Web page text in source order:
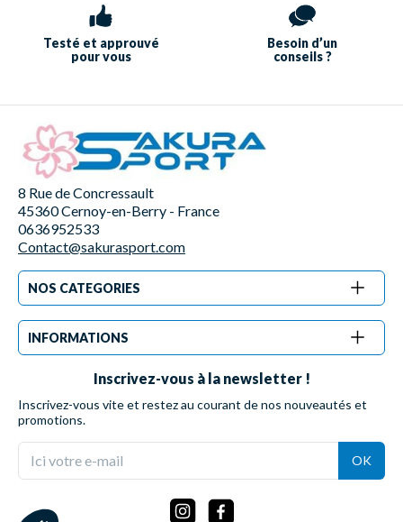
Testé et approuvé
pour vous
Besoin d’un
conseils ?
8 Rue de Concressault
45360 Cernoy-en-Berry - France
0636952533
Contact@sakurasport.com
NOS CATEGORIES
INFORMATIONS
Inscrivez-vous à la newsletter !
Inscrivez-vous vite et restez au courant de nos nouveautés et
promotions.